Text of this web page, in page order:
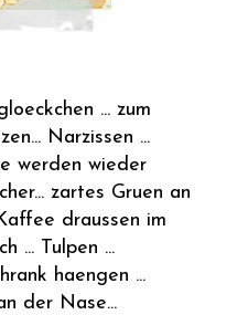
... zum
Narzissen ...
werden wieder
zartes Gruen an
draussen im
... Tulpen ...
haengen ...
der Nase...